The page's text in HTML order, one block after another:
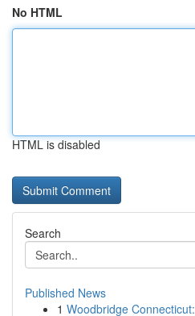
No HTML
HTML is disabled
Search
Published News
1 Woodbridge